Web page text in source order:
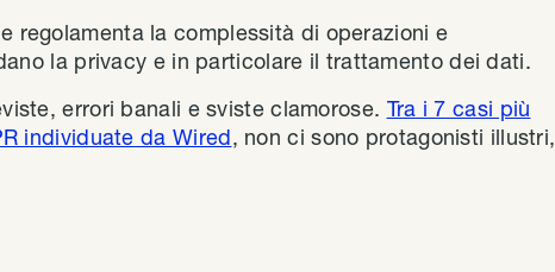
regolamenta la complessità di operazioni e
la privacy e in particolare il trattamento dei dati.
errori banali e sviste clamorose. Tra i 7 casi più
individuate da Wired, non ci sono protagonisti illustri,